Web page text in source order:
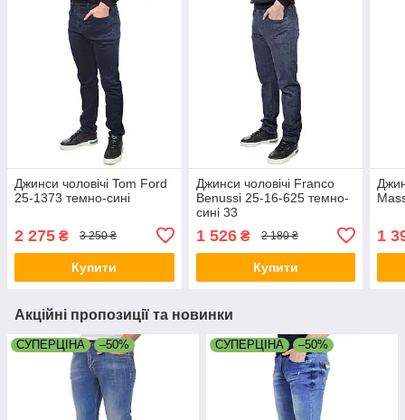
Джинси чоловічі Tom Ford
25-1373 темно-сині
2 275 ₴ 3 250 ₴
Купити
Джинси чоловічі Franco
Benussi 25-16-625 темно-
сині 33
1 526₴ 2 180 ₴
Купити
1
Акційні пропозиції та новинки
СУПЕРЦІНА –50% СУПЕРЦІНА –50%